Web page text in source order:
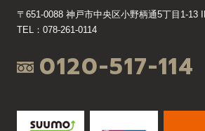
〒651-0088 神戸市中央区小野柄通5丁目1-13
TEL：078-261-0114
0120-517-114